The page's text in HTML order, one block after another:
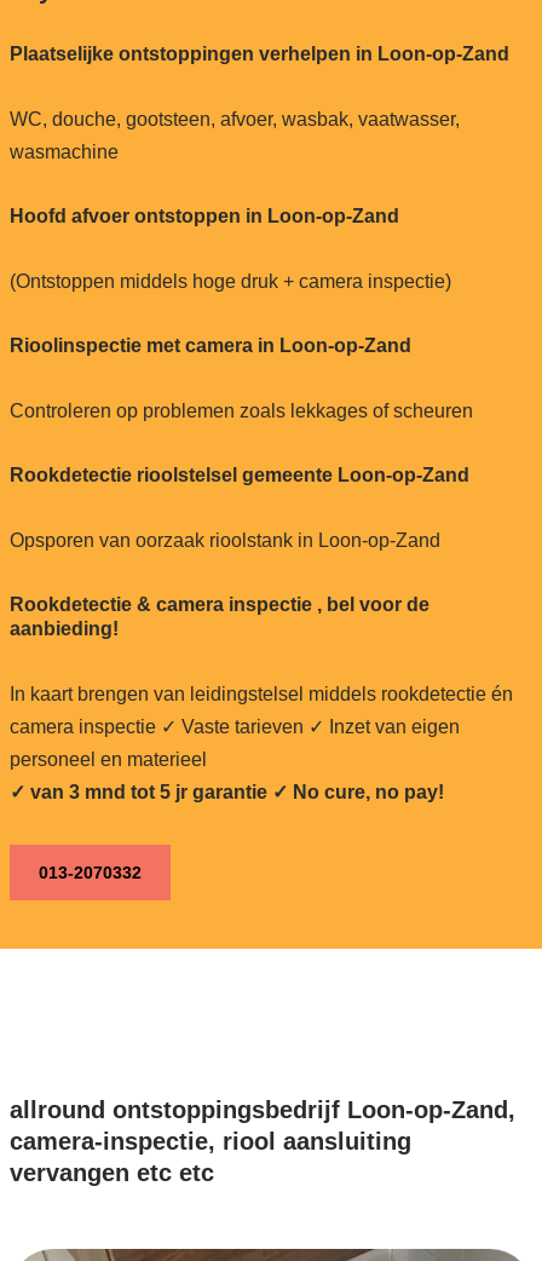
Plaatselijke ontstoppingen verhelpen in Loon-op-Zand
WC, douche, gootsteen, afvoer, wasbak, vaatwasser,
wasmachine
Hoofd afvoer ontstoppen in Loon-op-Zand
(Ontstoppen middels hoge druk + camera inspectie)
Rioolinspectie met camera in Loon-op-Zand
Controleren op problemen zoals lekkages of scheuren
Rookdetectie rioolstelsel gemeente Loon-op-Zand
Opsporen van oorzaak rioolstank in Loon-op-Zand
Rookdetectie & camera inspectie , bel voor de
aanbieding!
In kaart brengen van leidingstelsel middels rookdetectie én
camera inspectie ✓ Vaste tarieven ✓ Inzet van eigen
personeel en materieel
✓ van 3 mnd tot 5 jr garantie ✓ No cure, no pay!
013-2070332
allround ontstoppingsbedrijf Loon-op-Zand,
camera-inspectie, riool aansluiting
vervangen etc etc